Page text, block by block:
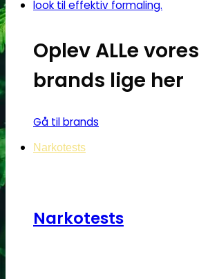
Oplev ALLe vores
brands lige her
Gå til brands
Narkotests
Narkotests
Mulighederne
kan
vælges
varesiden